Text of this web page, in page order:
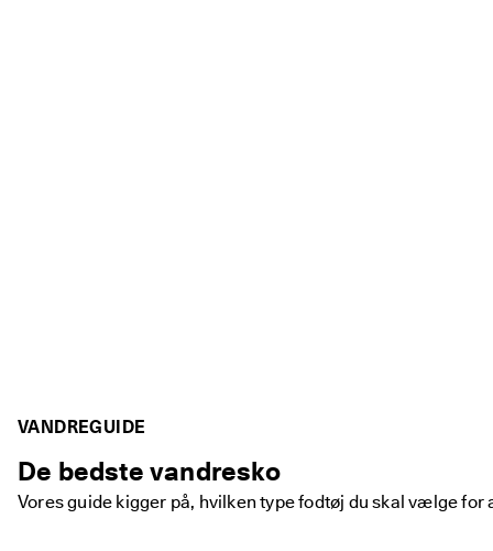
VANDREGUIDE
De bedste vandresko
Vores guide kigger på, hvilken type fodtøj du skal vælge